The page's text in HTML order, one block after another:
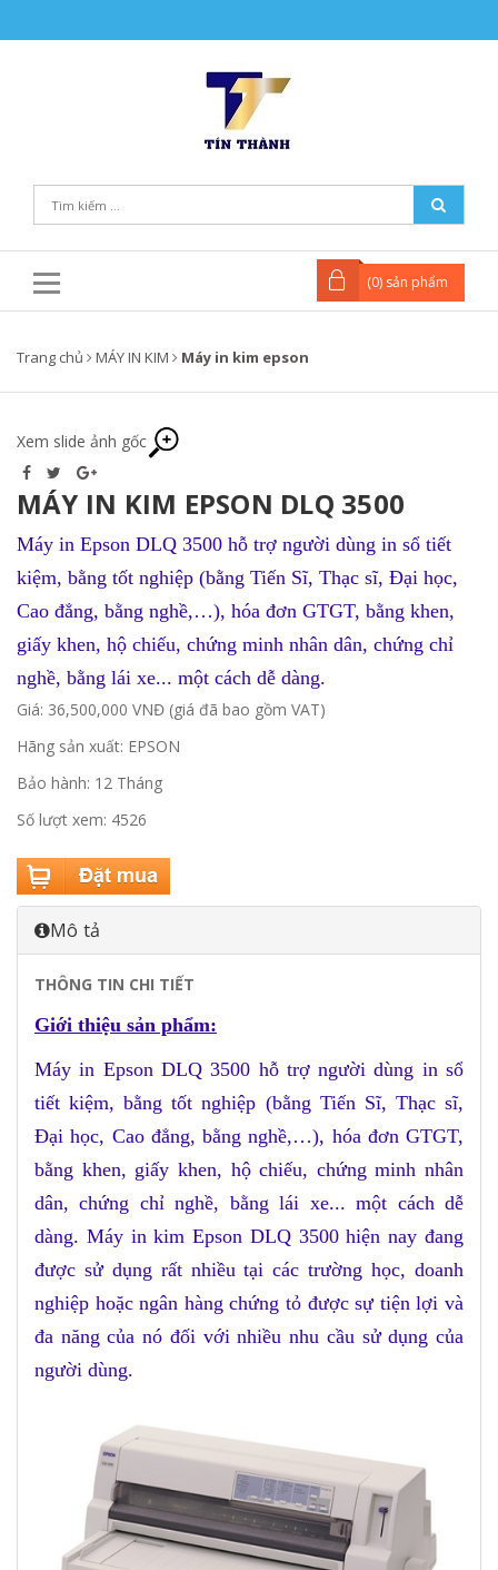
(0) sản phẩm
Trang chủ MÁY IN KIM Máy in kim epson
Xem slide ảnh gốc
MÁY IN KIM EPSON DLQ 3500
Máy in Epson DLQ 3500 hỗ trợ người dùng in sổ tiết
kiệm, bằng tốt nghiệp (bằng Tiến Sĩ, Thạc sĩ, Đại học,
Cao đẳng, bằng nghề,…), hóa đơn GTGT, bằng khen,
giấy khen, hộ chiếu, chứng minh nhân dân, chứng chỉ
nghề, bằng lái xe... một cách dễ dàng.
Giá: 36,500,000 VNĐ (giá đã bao gồm VAT)
Hãng sản xuất: EPSON
Bảo hành: 12 Tháng
Số lượt xem: 4526
Mô tả
THÔNG TIN CHI TIẾT
Giới thiệu sản phẩm:
Máy in Epson DLQ 3500 hỗ trợ người dùng in sổ
tiết kiệm, bằng tốt nghiệp (bằng Tiến Sĩ, Thạc sĩ,
Đại học, Cao đẳng, bằng nghề,…), hóa đơn GTGT,
bằng khen, giấy khen, hộ chiếu, chứng minh nhân
dân, chứng chỉ nghề, bằng lái xe... một cách dễ
dàng. Máy in kim Epson DLQ 3500 hiện nay đang
được sử dụng rất nhiều tại các trường học, doanh
nghiệp hoặc ngân hàng chứng tỏ được sự tiện lợi và
đa năng của nó đối với nhiều nhu cầu sử dụng của
người dùng.